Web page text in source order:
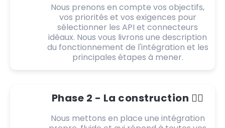
Nous prenons en compte vos objectifs,
vos priorités et vos exigences pour
sélectionner les API et connecteurs
idéaux. Nous vous livrons une description
du fonctionnement de l'intégration et les
principales étapes à mener.
Phase 2 - La construction 👷‍♂️
Nous mettons en place une intégration